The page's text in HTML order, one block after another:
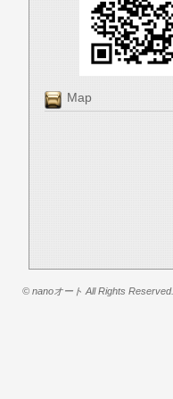
Map
© nanoオート All Rights Reserved.